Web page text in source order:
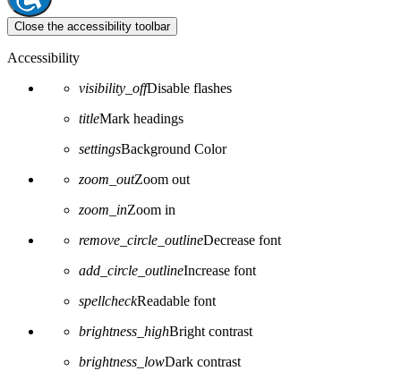
Close the accessibility toolbar
Accessibility
visibility_offDisable flashes
titleMark headings
settingsBackground Color
zoom_outZoom out
zoom_inZoom in
remove_circle_outlineDecrease font
add_circle_outlineIncrease font
spellcheckReadable font
brightness_highBright contrast
brightness_lowDark contrast